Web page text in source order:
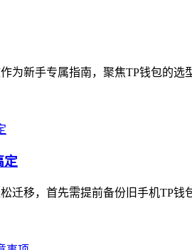
为新手专属指南，聚焦TP钱包的
定
迁移，首先需提前备份旧手机TP